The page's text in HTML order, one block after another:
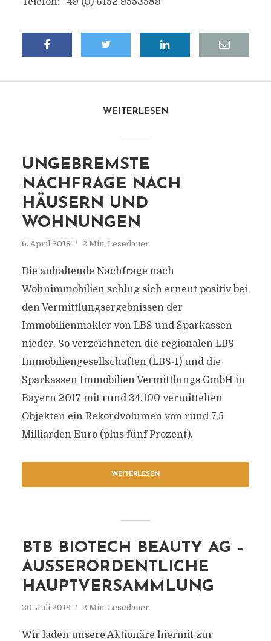
WEITERLESEN
UNGEBREMSTE
NACHFRAGE NACH
HÄUSERN UND
WOHNUNGEN
6. April 2018 2 Min. Lesedauer
Die anhaltende Nachfrage nach
Wohnimmobilien schlug sich erneut positiv bei
den Vermittlungsergebnissen der
Immobilienmakler von LBS und Sparkassen
nieder. So verzeichneten die regionalen LBS
Immobiliengesellschaften (LBS-I) und die
Sparkassen Immobilien Vermittlungs GmbH in
Bayern 2017 mit rund 34.100 vermittelten
Objekten ein Rekordvolumen von rund 7,5
Milliarden Euro (plus fünf Prozent).
WEITERLESEN
BTB BIOTECH BEAUTY AG –
AUSSERORDENTLICHE H
AUPTVERSAMMLUNG
20. Juli 2019 2 Min. Lesedauer
Wir laden unsere Aktionäre hiermit zur